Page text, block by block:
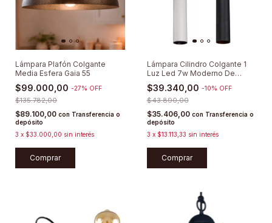
Lámpara Plafón Colgante
Media Esfera Gaia 55
$99.000,00 -27% OFF
$135.782,00
$89.100,00 con Transferencia o
depósito
3 x $33.000,00 sin interés
Comprar
Lámpara Cilindro Colgante 1
Luz Led 7w Moderno De
Aluminio
$39.340,00 -10% OFF
$43.890,00
$35.406,00 con Transferencia o
depósito
3 x $13.113,33 sin interés
Comprar